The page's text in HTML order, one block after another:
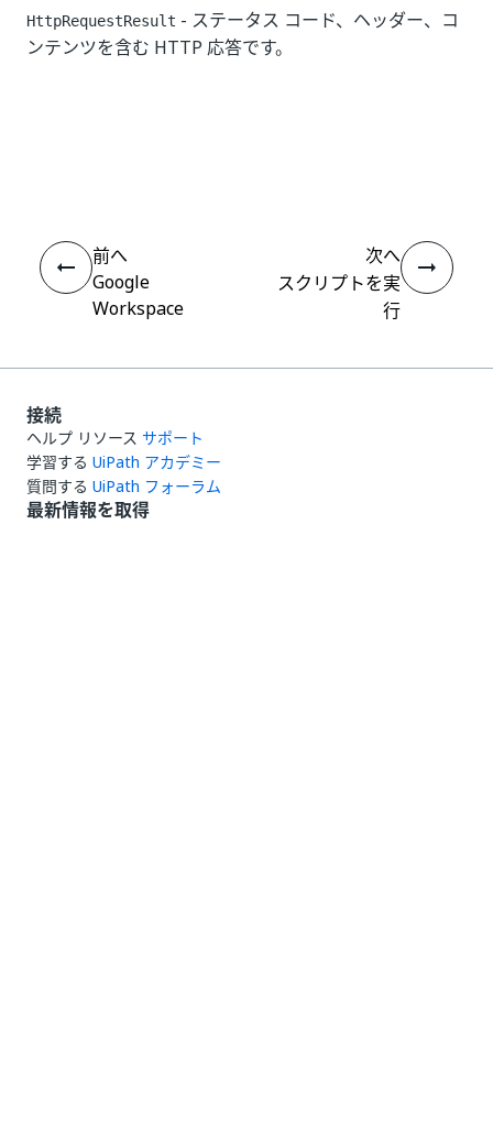
HttpRequestResult - ステータス コード、ヘッダー、コ
ンテンツを含む HTTP 応答です。
前へ
Google
Workspace
次へ
スクリプトを実
行
接続
ヘルプ リソース サポート
学習する UiPath アカデミー
質問する UiPath フォーラム
最新情報を取得